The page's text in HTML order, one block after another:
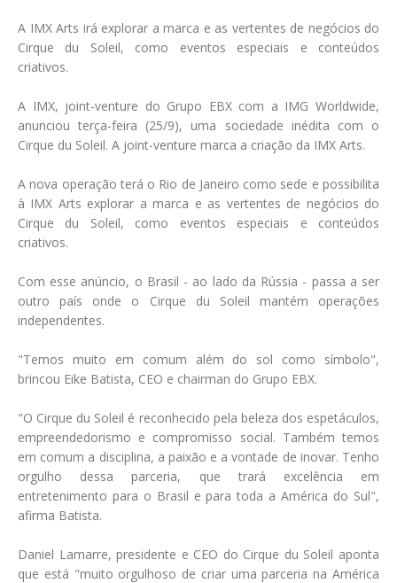
A IMX Arts irá explorar a marca e as vertentes de negócios do
Cirque du Soleil, como eventos especiais e conteúdos
criativos.
A IMX, joint-venture do Grupo EBX com a IMG Worldwide,
anunciou terça-feira (25/9), uma sociedade inédita com o
Cirque du Soleil. A joint-venture marca a criação da IMX Arts.
A nova operação terá o Rio de Janeiro como sede e possibilita
à IMX Arts explorar a marca e as vertentes de negócios do
Cirque du Soleil, como eventos especiais e conteúdos
criativos.
Com esse anúncio, o Brasil - ao lado da Rússia - passa a ser
outro país onde o Cirque du Soleil mantém operações
independentes.
"Temos muito em comum além do sol como símbolo",
brincou Eike Batista, CEO e chairman do Grupo EBX.
"O Cirque du Soleil é reconhecido pela beleza dos espetáculos,
empreendedorismo e compromisso social. Também temos
em comum a disciplina, a paixão e a vontade de inovar. Tenho
orgulho dessa parceria, que trará excelência em
entretenimento para o Brasil e para toda a América do Sul",
afirma Batista.
Daniel Lamarre, presidente e CEO do Cirque du Soleil aponta
que está "muito orgulhoso de criar uma parceria na América